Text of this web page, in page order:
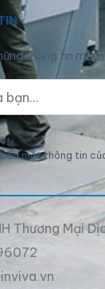
thông tin mới
mật thông tin
Thương Mại